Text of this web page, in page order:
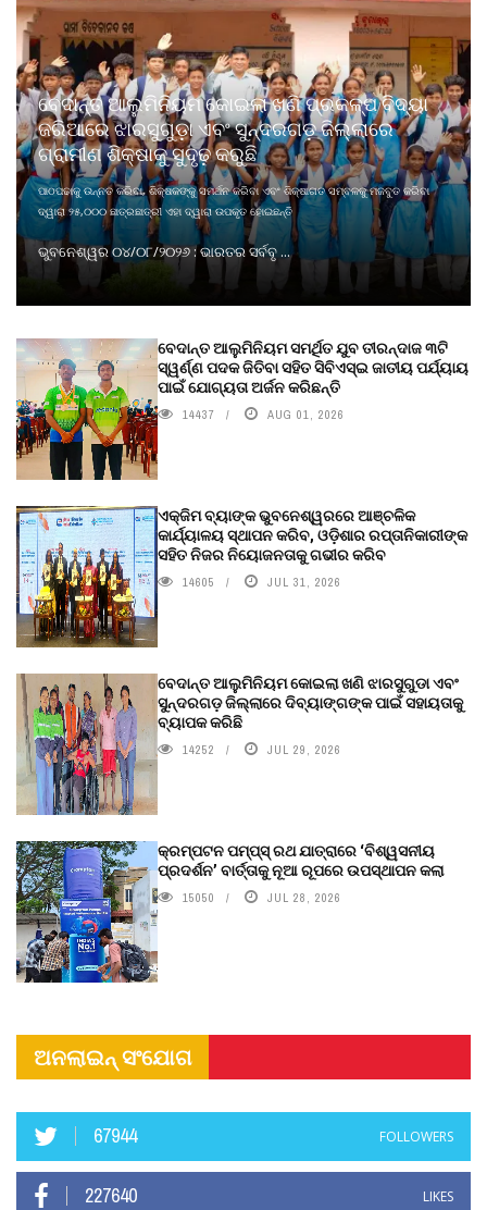
ବେଦାନ୍ତ ଆଲୁମିନିୟମ କୋଇଲା ଖଣି ପ୍ରକଳ୍ପ ବିଦ୍ୟା
ଜରିଆରେ ଝାରସୁଗୁଡ଼ା ଏବଂ ସୁନ୍ଦରଗଡ଼ ଜିଲ୍ଲାରେ
ଗ୍ରାମୀଣ ଶିକ୍ଷାକୁ ସୁଦୃଢ଼ କରୁଛି
ପାଠପଢାକୁ ଉନ୍ନତ କରିବା, ଶିକ୍ଷକଙ୍କୁ ସମର୍ଥନ କରିବା ଏବଂ ଶିକ୍ଷାଗତ ସମ୍ବଳକୁ ମଜବୁତ କରିବା
ଦ୍ୱାରା ୨୫,୦୦୦ ଛାତ୍ରଛାତ୍ରୀ ଏହା ଦ୍ୱାରା ଉପକୃତ ହୋଇଛନ୍ତି
ଭୁବନେଶ୍ୱର ୦୪/୦୮/୨୦୨୬ : ଭାରତର ସର୍ବବୃ ...
ବେଦାନ୍ତ ଆଲୁମିନିୟମ ସମର୍ଥିତ ଯୁବ ତୀରନ୍ଦାଜ ୩ଟି
ସ୍ୱର୍ଣ୍ଣ ପଦକ ଜିତିବା ସହିତ ସିବିଏସ୍ଇ ଜାତୀୟ ପର୍ଯ୍ୟାୟ
ପାଇଁ ଯୋଗ୍ୟତା ଅର୍ଜନ କରିଛନ୍ତି
14437 AUG 01, 2026
ଏକ୍ଜିମ ବ୍ୟାଙ୍କ ଭୁବନେଶ୍ୱରରେ ଆଞ୍ଚଳିକ
କାର୍ଯ୍ୟାଳୟ ସ୍ଥାପନ କରିବ, ଓଡ଼ିଶାର ରପ୍ତାନିକାରୀଙ୍କ
ସହିତ ନିଜର ନିୟୋଜନତାକୁ ଗଭୀର କରିବ
14605 JUL 31, 2026
ବେଦାନ୍ତ ଆଲୁମିନିୟମ କୋଇଲା ଖଣି ଝାରସୁଗୁଡା ଏବଂ
ସୁନ୍ଦରଗଡ଼ ଜିଲ୍ଲାରେ ଦିବ୍ୟାଙ୍ଗଙ୍କ ପାଇଁ ସହାୟତାକୁ
ବ୍ୟାପକ କରିଛି
14252 JUL 29, 2026
କ୍ରମ୍ପଟନ ପମ୍ପ୍‌ସ୍‌ ରଥ ଯାତ୍ରାରେ ‘ବିଶ୍ୱସନୀୟ
ପ୍ରଦର୍ଶନ’ ବାର୍ତ୍ତାକୁ ନୂଆ ରୂପରେ ଉପସ୍ଥାପନ କଲା
15050 JUL 28, 2026
ଅନଲାଇନ୍ ସଂଯୋଗ
67944 FOLLOWERS
227640 LIKES